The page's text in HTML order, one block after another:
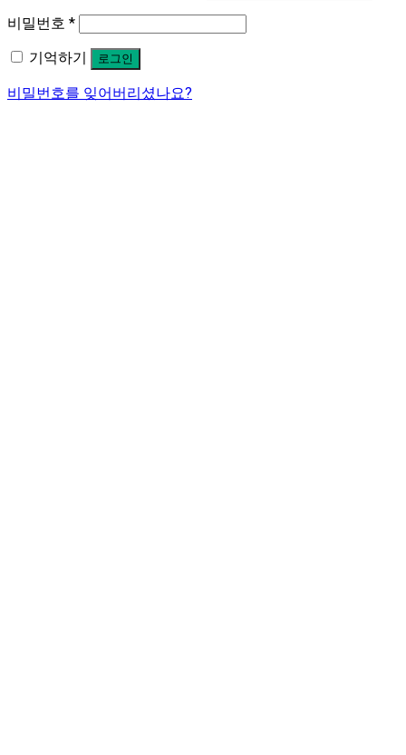
비밀번호 *
기억하기
로그인
비밀번호를 잊어버리셨나요?